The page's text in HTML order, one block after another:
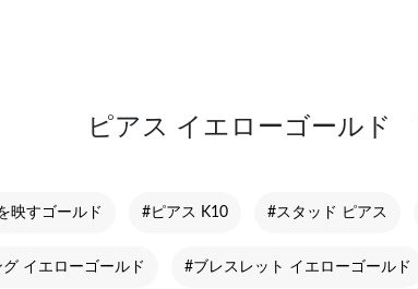
ピアス イエローゴールド
映すゴールド #ピアス K10 #スタッド ピアス
イエローゴールド #ブレスレット イエローゴールド